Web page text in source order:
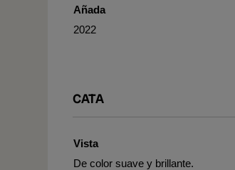
Añada
2022
CATA
Vista
De color suave y brillante.